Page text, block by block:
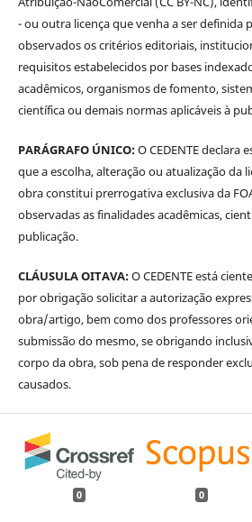
- ou outra licença que venha a ser definida
observados os critérios editoriais,
requisitos estabelecidos por bases
acadêmicos, organismos de fomento,
científica ou demais normas aplicáveis à
PARÁGRAFO ÚNICO:O CEDENTE declara
que a escolha, alteração ou atualização da
obra constitui prerrogativa exclusiva da
observadas as finalidades acadêmicas,
publicação.
CLÁUSULA OITAVA:O CEDENTE está
por obrigação solicitar a autorização
obra/artigo, bem como dos professores
submissão do mesmo, se obrigando
corpo da obra, sob pena de responder
causados.
0 0